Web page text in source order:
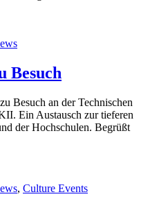
Besuch
Besuch an der Technischen
Ein Austausch zur tieferen
der Hochschulen. Begrüßt
, Culture Events